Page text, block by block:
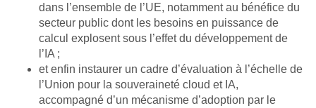
dans l’ensemble de l’UE, notamment au bénéfice du
secteur public dont les besoins en puissance de
calcul explosent sous l’effet du développement de
l’IA ;
et enfin instaurer un cadre d’évaluation à l’échelle de
l’Union pour la souveraineté cloud et IA,
accompagné d’un mécanisme d’adoption par le